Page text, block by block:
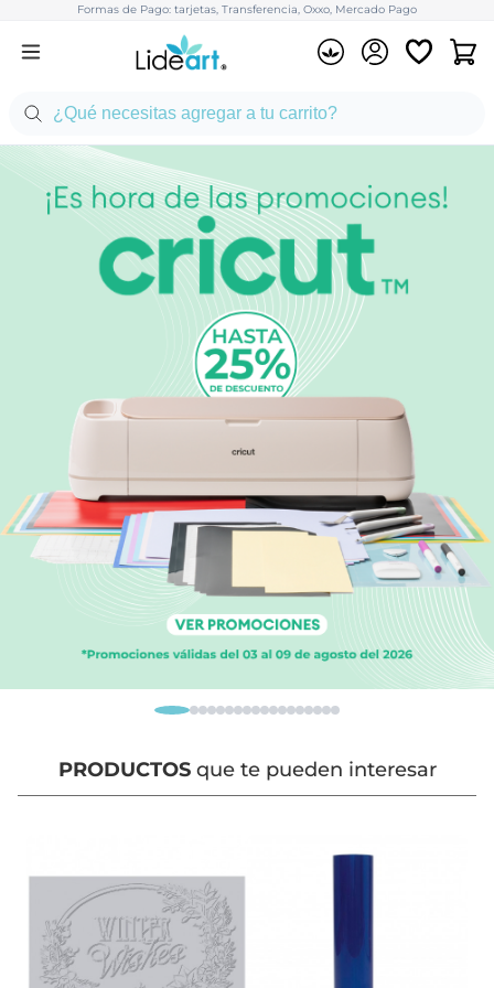
Formas de Pago: tarjetas, Transferencia, Oxxo, Mercado Pago
PRODUCTOSque te pueden interesar